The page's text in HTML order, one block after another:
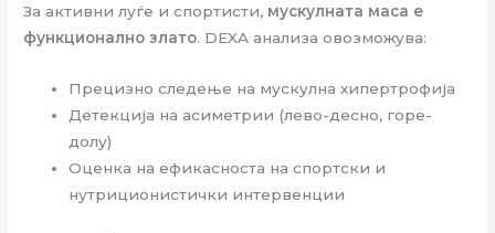
За активни луѓе и спортисти, мускулната маса е
функционално злато. DEXA анализа овозможува:
Прецизно следење на мускулна хипертрофија
Детекција на асиметрии (лево-десно, горе-
долу)
Оценка на ефикасноста на спортски и
нутриционистички интервенции